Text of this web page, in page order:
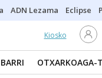
ADN Lezama Eclipse
Kiosko
OTXARKOAGA-